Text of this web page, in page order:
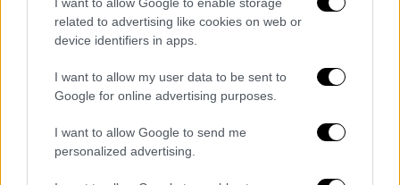
related to advertising like cookies on web or
device identifiers in apps.
I want to allow my user data to be sent to
Google for online advertising purposes.
I want to allow Google to send me
personalized advertising.
κλαδιών ή υπολειμμάτων καθαρισμού, η
χρήση μηχανημάτων που προκαλούν
σπινθήρες, όπως δισκοπρίονα, συσκευές
συγκόλλησης, η χρήση υπαίθριων ψησταριών,
τσιγάρων, κ.ά. Επίσης, υπενθυμίζεται ότι
κατά τη διάρκεια τηςαντιπυρικής περιόδου